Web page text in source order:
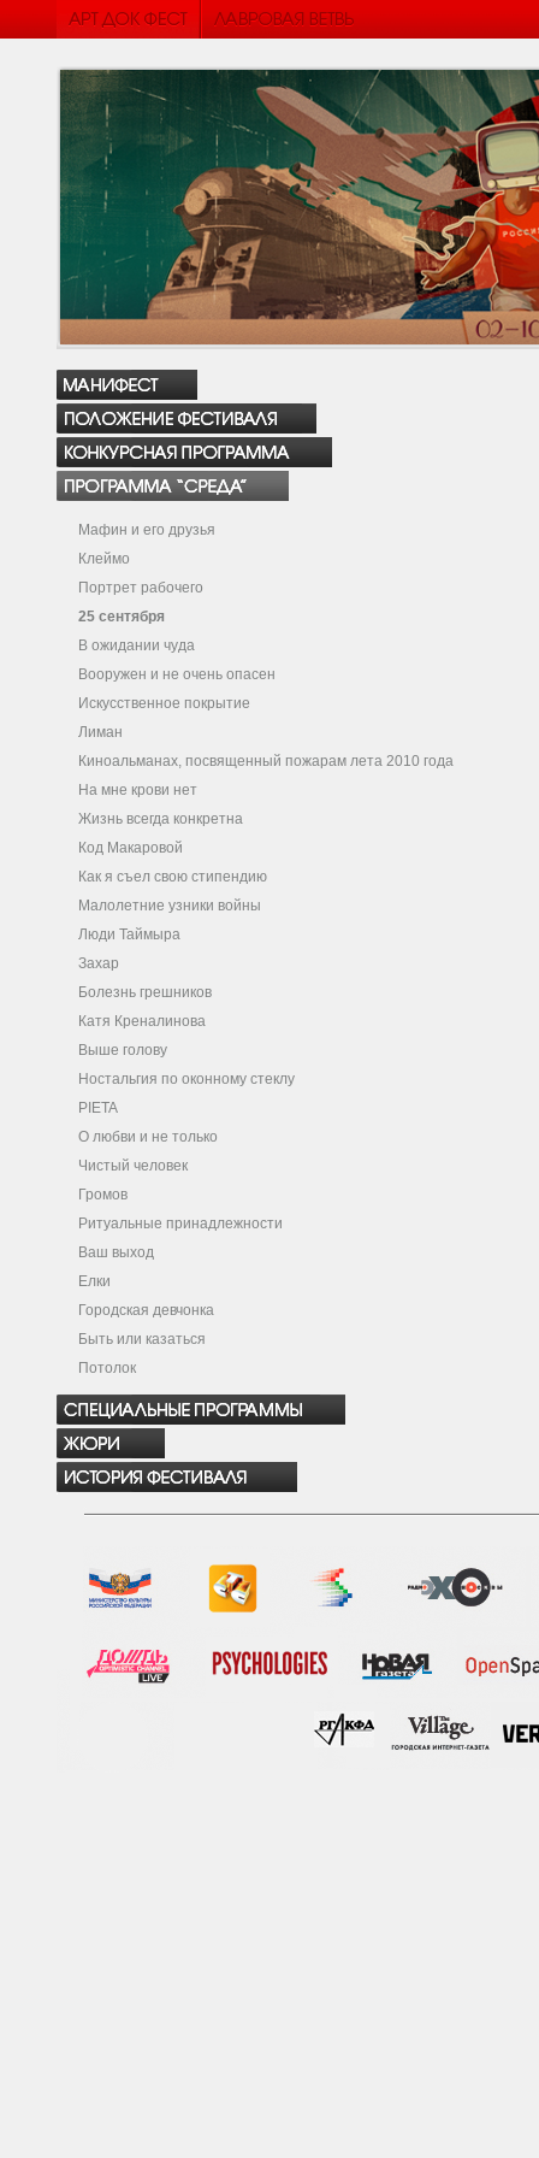
Мафин и его друзья
Клеймо
Портрет рабочего
25 сентября
В ожидании чуда
Вооружен и не очень опасен
Искусственное покрытие
Лиман
Киноальманах, посвященный пожарам лета 2010 года
На мне крови нет
Жизнь всегда конкретна
Код Макаровой
Как я съел свою стипендию
Малолетние узники войны
Люди Таймыра
Захар
Болезнь грешников
Катя Креналинова
Выше голову
Ностальгия по оконному стеклу
PIETA
О любви и не только
Чистый человек
Громов
Ритуальные принадлежности
Ваш выход
Елки
Городская девчонка
Быть или казаться
Потолок